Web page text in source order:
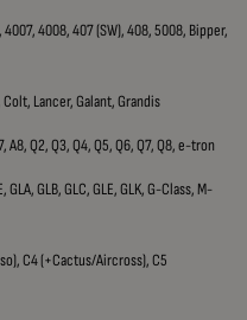
4008, 407 (SW), 408, 5008, Bipper,
Lancer, Galant, Grandis
Q2, Q3, Q4, Q5, Q6, Q7, Q8, e-tron
GLA, GLB, GLC, GLE, GLK, G-Class, M-
C4 (+Cactus/Aircross), C5